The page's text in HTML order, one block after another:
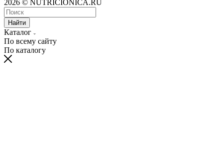
2026 © NUTRICIONICA.RU
Найти
Каталог
По всему сайту
По каталогу